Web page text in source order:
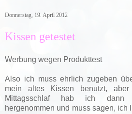
Donnerstag, 19. April 2012
Kissen getestet
Werbung wegen Produkttest
Also ich muss ehrlich zugeben
mein altes Kissen benutzt,
Mittagsschlaf hab ich dann
hergenommen und muss sagen, ich